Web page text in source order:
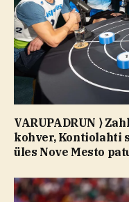
VARUPADRUN ⟩
kohver, Kontiolahti
üles Nove Mesto